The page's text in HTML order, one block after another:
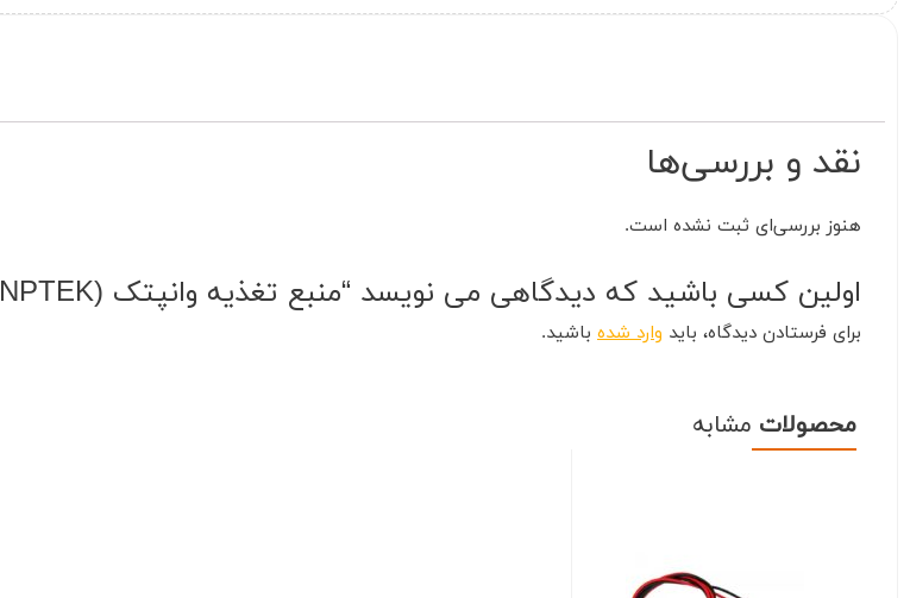
نقد و بررسی‌ها
هنوز بررسی‌ای ثبت نشده است.
اولین کسی باشید که دیدگاهی می نویسد “منبع تغذیه وانپتک (WANPTEK) KPS2005D”
برای فرستادن دیدگاه، باید وارد شده باشید.
محصولات مشابه